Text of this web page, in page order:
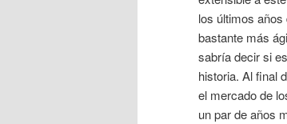
los últimos
bastante más
sabría decir si
historia. Al final
el mercado de
un par de años